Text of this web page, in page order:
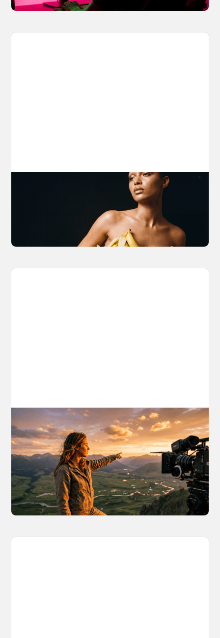
The Nano Banana 2 Handbook
Brian from Litany of Ignition gives a hands-on
breakdown of what Gemini 2.0 Flash Image
can actually do, with the prompts to prove it.
AI World Building for Content Creators:
A More Consistent Approach to AI
Content
Learn why building persistent AI worlds beats
one-off video generation for content creators,
and how to create such 3D environments with
OpenArt Worlds.
March 26, 2026